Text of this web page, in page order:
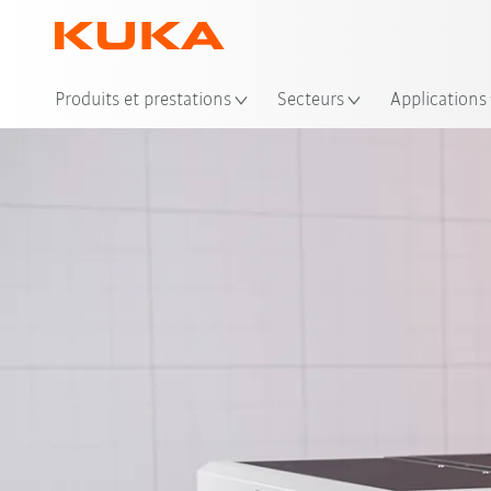
Produits et prestations Secteurs Applications
À propos de la plate-